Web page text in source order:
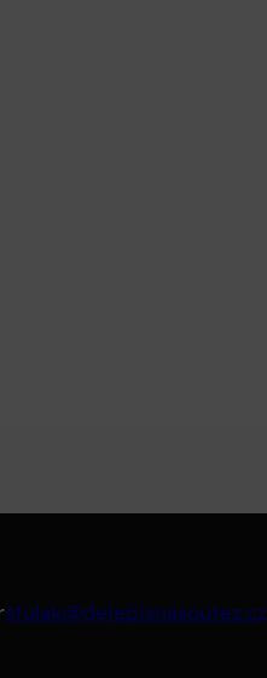
stulak@dejepisnasoutez.cz